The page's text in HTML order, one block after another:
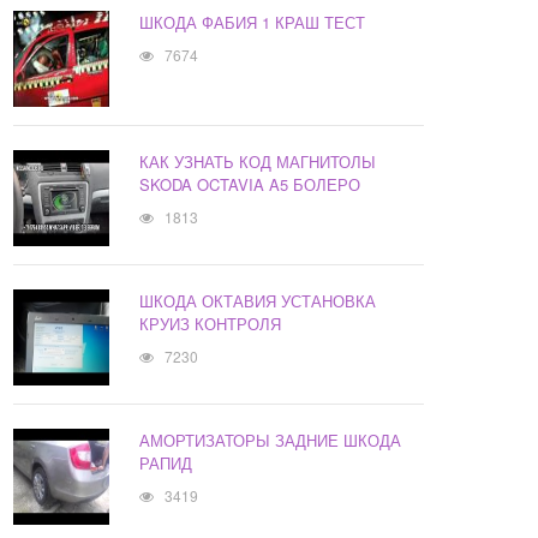
ШКОДА ФАБИЯ 1 КРАШ ТЕСТ
7674
КАК УЗНАТЬ КОД МАГНИТОЛЫ
SKODA OCTAVIA A5 БОЛЕРО
1813
ШКОДА ОКТАВИЯ УСТАНОВКА
КРУИЗ КОНТРОЛЯ
7230
АМОРТИЗАТОРЫ ЗАДНИЕ ШКОДА
РАПИД
3419